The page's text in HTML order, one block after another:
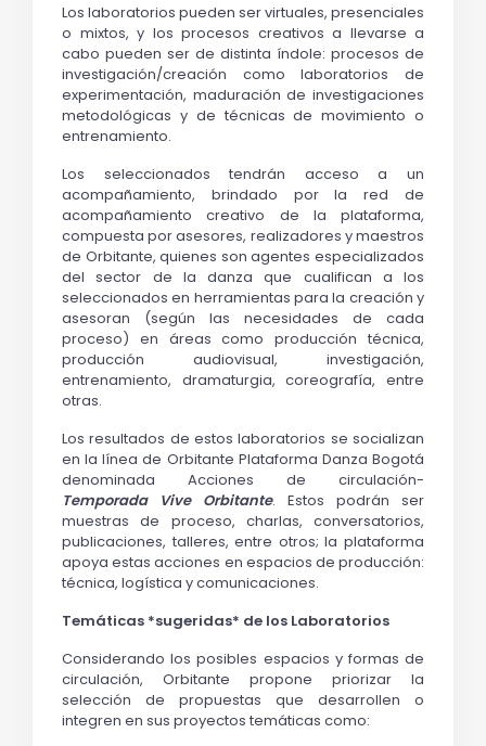
Los laboratorios pueden ser virtuales, presenciales
o mixtos, y los procesos creativos a llevarse a
cabo pueden ser de distinta índole: procesos de
investigación/creación como laboratorios de
experimentación, maduración de investigaciones
metodológicas y de técnicas de movimiento o
entrenamiento.
Los seleccionados tendrán acceso a un
acompañamiento, brindado por la red de
acompañamiento creativo de la plataforma,
compuesta porasesores, realizadores y maestros
de Orbitante, quienes son agentes especializados
del sector de la danza que cualifican a los
seleccionados en herramientas para la creación y
asesoran (según las necesidades de cada
proceso) en áreas como producción técnica,
producción audiovisual, investigación,
entrenamiento, dramaturgia, coreografía, entre
otras.
Los resultados de estos laboratorios se socializan
en la línea de Orbitante Plataforma Danza Bogotá
denominada Acciones de circulación-
Temporada Vive Orbitante. Estos podrán ser
muestras de proceso, charlas, conversatorios,
publicaciones, talleres, entre otros; la plataforma
apoya estas acciones en espacios de producción:
técnica, logística y comunicaciones.
Temáticas *sugeridas* de los Laboratorios
Considerando los posibles espacios y formas de
circulación, Orbitante propone priorizar la
selección de propuestas que desarrollen o
integren en sus proyectos temáticas como: